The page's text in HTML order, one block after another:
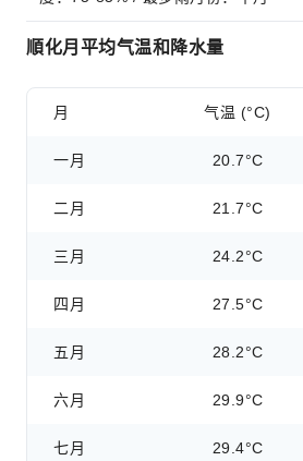
順化月平均气温和降水量
月 气温 (°C)
一月 20.7°C
二月 21.7°C
三月 24.2°C
四月 27.5°C
五月 28.2°C
六月 29.9°C
七月 29.4°C